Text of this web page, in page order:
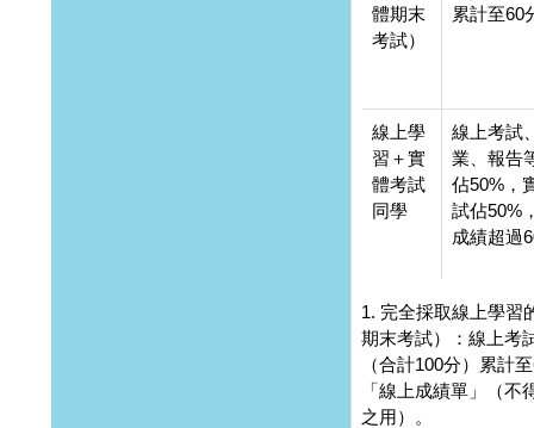
體期末
考試）
累計至60
線上學
習＋實
體考試
同學
線上考試
業、報告
佔50%，
試佔50%
成績超過
1. 完全採取線上學習
期末考試）：線上考
（合計100分）累計
「線上成績單」（不
之用）。